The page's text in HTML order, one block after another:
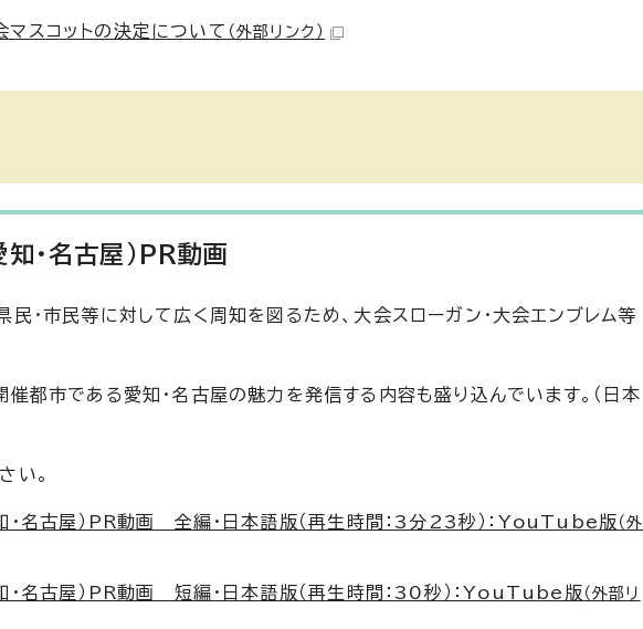
スコットの決定について （外部リンク）
・名古屋）PR動画
・市民等に対して広く周知を図るため、大会スローガン・大会エンブレム等
都市である愛知・名古屋の魅力を発信する内容も盛り込んでいます。（日本
い。
・名古屋）PR動画 全編・日本語版（再生時間：3分23秒）：YouTube版 （外
名古屋）PR動画 短編・日本語版（再生時間：30秒）：YouTube版 （外部リ